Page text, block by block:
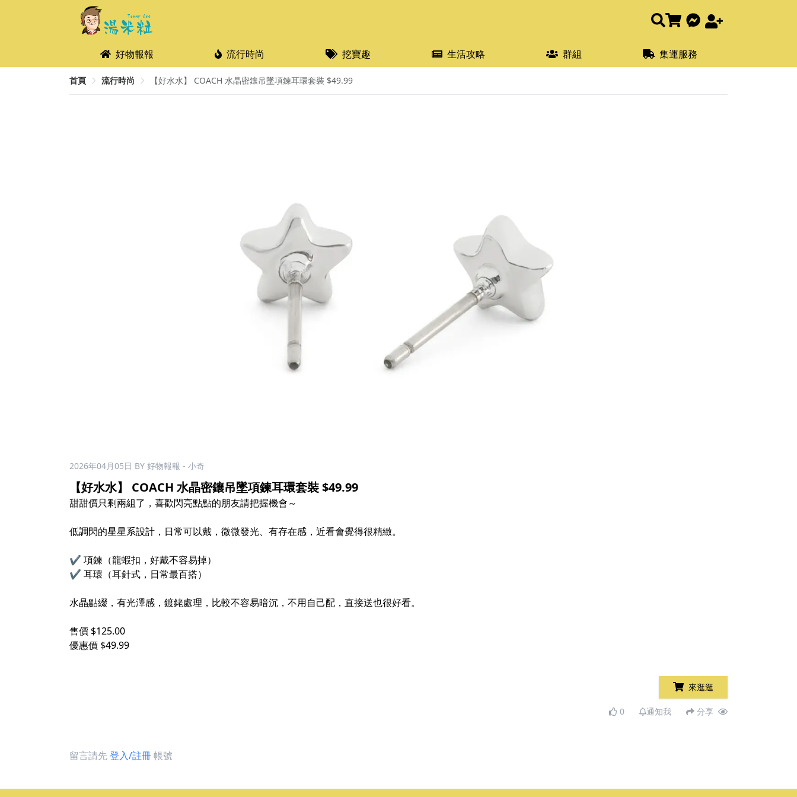
好物報報 流行時尚 挖寶趣 生活攻略 群組 集運服務
首頁 流行時尚 【好水水】 COACH 水晶密鑲吊墜項鍊耳環套裝 $49.99
2026年04月05日 BY 好物報報 - 小奇
【好水水】 COACH 水晶密鑲吊墜項鍊耳環套裝 $49.99
甜甜價只剩兩組了，喜歡閃亮點點的朋友請把握機會～
低調閃的星星系設計，日常可以戴，微微發光、有存在感，近看會覺得很精緻。
✔️ 項鍊（龍蝦扣，好戴不容易掉）
✔️ 耳環（耳針式，日常最百搭）
水晶點綴，有光澤感，鍍銠處理，比較不容易暗沉，不用自己配，直接送也很好看。
售價 $125.00
優惠價 $49.99
來逛逛
0 通知我 分享
留言請先登入/註冊帳號